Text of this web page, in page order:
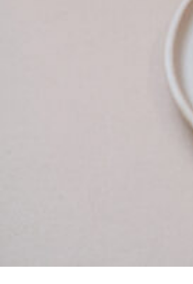
誠光社で選びました。